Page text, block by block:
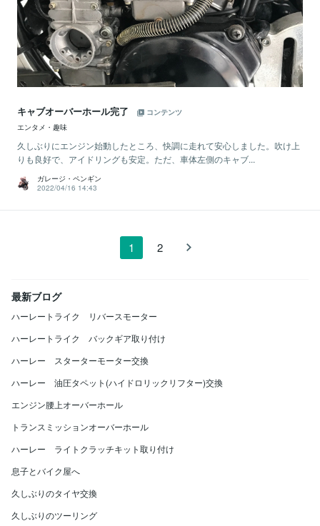
キャブオーバーホール完了
コンテンツ
エンタメ・趣味
久しぶりにエンジン始動したところ、快調に走れて安心しました。吹け上
りも良好で、アイドリングも安定。ただ、車体左側のキャブ...
ガレージ・ペンギン
2022/04/16 14:43
1 2
最新ブログ
ハーレートライク リバースモーター
ハーレートライク バックギア取り付け
ハーレー スターターモーター交換
ハーレー 油圧タペット(ハイドロリックリフター)交換
エンジン腰上オーバーホール
トランスミッションオーバーホール
ハーレー ライトクラッチキット取り付け
息子とバイク屋へ
久しぶりのタイヤ交換
久しぶりのツーリング